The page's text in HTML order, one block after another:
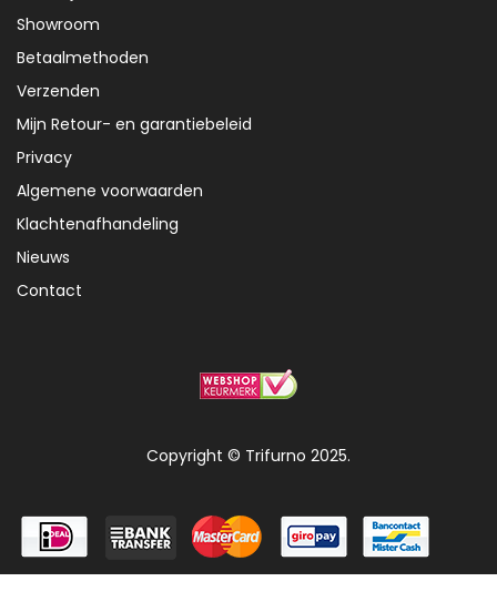
Showroom
Betaalmethoden
Verzenden
Mijn Retour- en garantiebeleid
Privacy
Algemene voorwaarden
Klachtenafhandeling
Nieuws
Contact
Copyright © Trifurno 2025.